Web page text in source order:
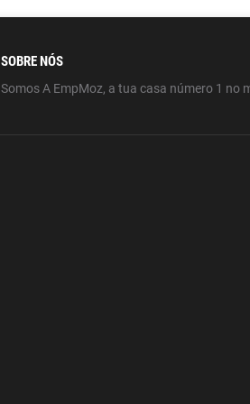
SOBRE NÓS
Somos A EmpMoz, a tua casa número 1 no